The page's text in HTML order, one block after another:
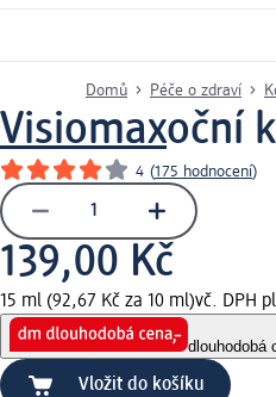
Domů Péče o zdraví
Visiomaxoční
4 (175 hodnocení)
139,00 Kč
15 ml (92,67 Kč za 10 ml)vč. DPH
dlouhodobá
Vložit do košíku